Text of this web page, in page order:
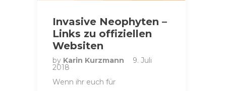
Invasive Neophyten –
Links zu offiziellen
Websiten
by Karin Kurzmann 9. Juli
2018
Wenn ihr euch für